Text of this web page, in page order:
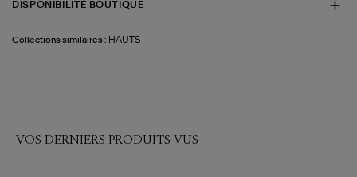
DISPONIBILITÉ BOUTIQUE
Collections similaires : HAUTS
VOS DERNIERS PRODUITS VUS